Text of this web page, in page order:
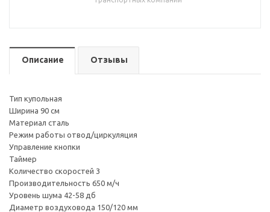
Описание Отзывы
Тип купольная
Ширина 90 см
Материал сталь
Режим работы отвод/циркуляция
Управление кнопки
Таймер
Количество скоростей 3
Производительность 650 м/ч
Уровень шума 42-58 дб
Диаметр воздуховода 150/120 мм